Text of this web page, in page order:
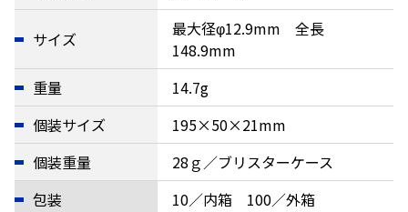
サイズ
最大径φ12.9mm 全長
148.9mm
重量
14.7g
個装サイズ
195×50×21mm
個装重量
28ｇ／ブリスターケース
包装
10／内箱 100／外箱